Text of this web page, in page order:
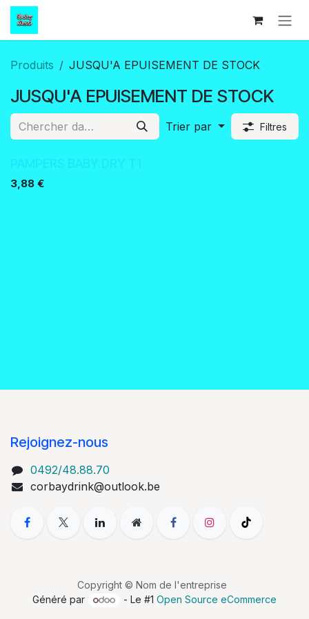
Se rendre au contenu
Produits JUSQU'A EPUISEMENT DE STOCK
JUSQU'A EPUISEMENT DE STOCK
Trier par Filtres
3,88 €
Rejoignez-nous
0492/48.88.70
corbaydrink@outlook.be
Copyright © Nom de l'entreprise
Généré par
- Le #1Open Source eCommerce